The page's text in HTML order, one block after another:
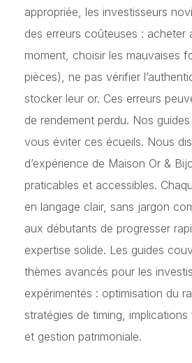
appropriée, les investisseurs
des erreurs coûteuses : acheter
moment, choisir les mauvaises
pièces), ne pas vérifier
stocker leur or. Ces erreurs
de rendement perdu. Nos
vous éviter ces écueils. Nous
d’expérience de Maison Or &
praticables et accessibles.
en langage clair, sans jargon
aux débutants de progresser
expertise solide. Les guides
thèmes avancés pour les
expérimentés : optimisation du
stratégies de timing, implications
et gestion patrimoniale.